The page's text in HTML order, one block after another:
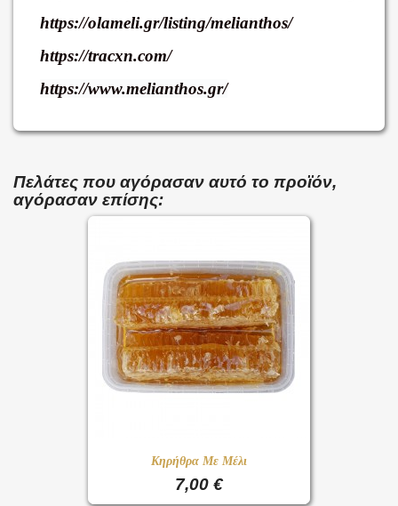
https://olameli.gr/listing/melianthos/
https://tracxn.com/
https://www.melianthos.gr/
Πελάτες που αγόρασαν αυτό το προϊόν,
αγόρασαν επίσης:
Κηρήθρα Με Μέλι
7,00 €